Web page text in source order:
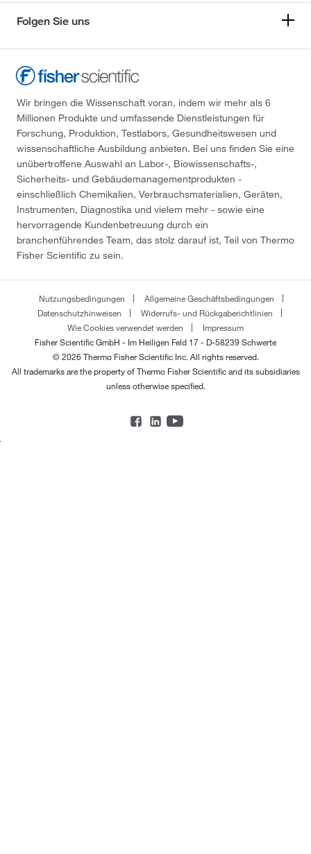
Folgen Sie uns
Wir bringen die Wissenschaft voran, indem wir mehr als 6
Millionen Produkte und umfassende Dienstleistungen für
Forschung, Produktion, Testlabors, Gesundheitswesen und
wissenschaftliche Ausbildung anbieten. Bei uns finden Sie eine
unübertroffene Auswahl an Labor-, Biowissenschafts-,
Sicherheits- und Gebäudemanagementprodukten -
einschließlich Chemikalien, Verbrauchsmaterialien, Geräten,
Instrumenten, Diagnostika und vielem mehr - sowie eine
hervorragende Kundenbetreuung durch ein
branchenführendes Team, das stolz darauf ist, Teil von Thermo
Fisher Scientific zu sein.
Nutzungsbedingungen
Allgemeine Geschäftsbedingungen
Datenschutzhinweisen
Widerrufs- und Rückgaberichtlinien
Wie Cookies verwendet werden
Impressum
Fisher Scientific GmbH - Im Heiligen Feld 17 - D-58239 Schwerte
© 2026 Thermo Fisher Scientific Inc. All rights reserved.
All trademarks are the property of Thermo Fisher Scientific and its subsidiaries
unless otherwise specified.